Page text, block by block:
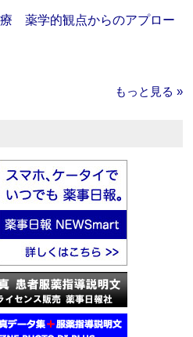
療 薬学的観点からのアプロー
もっと見る »